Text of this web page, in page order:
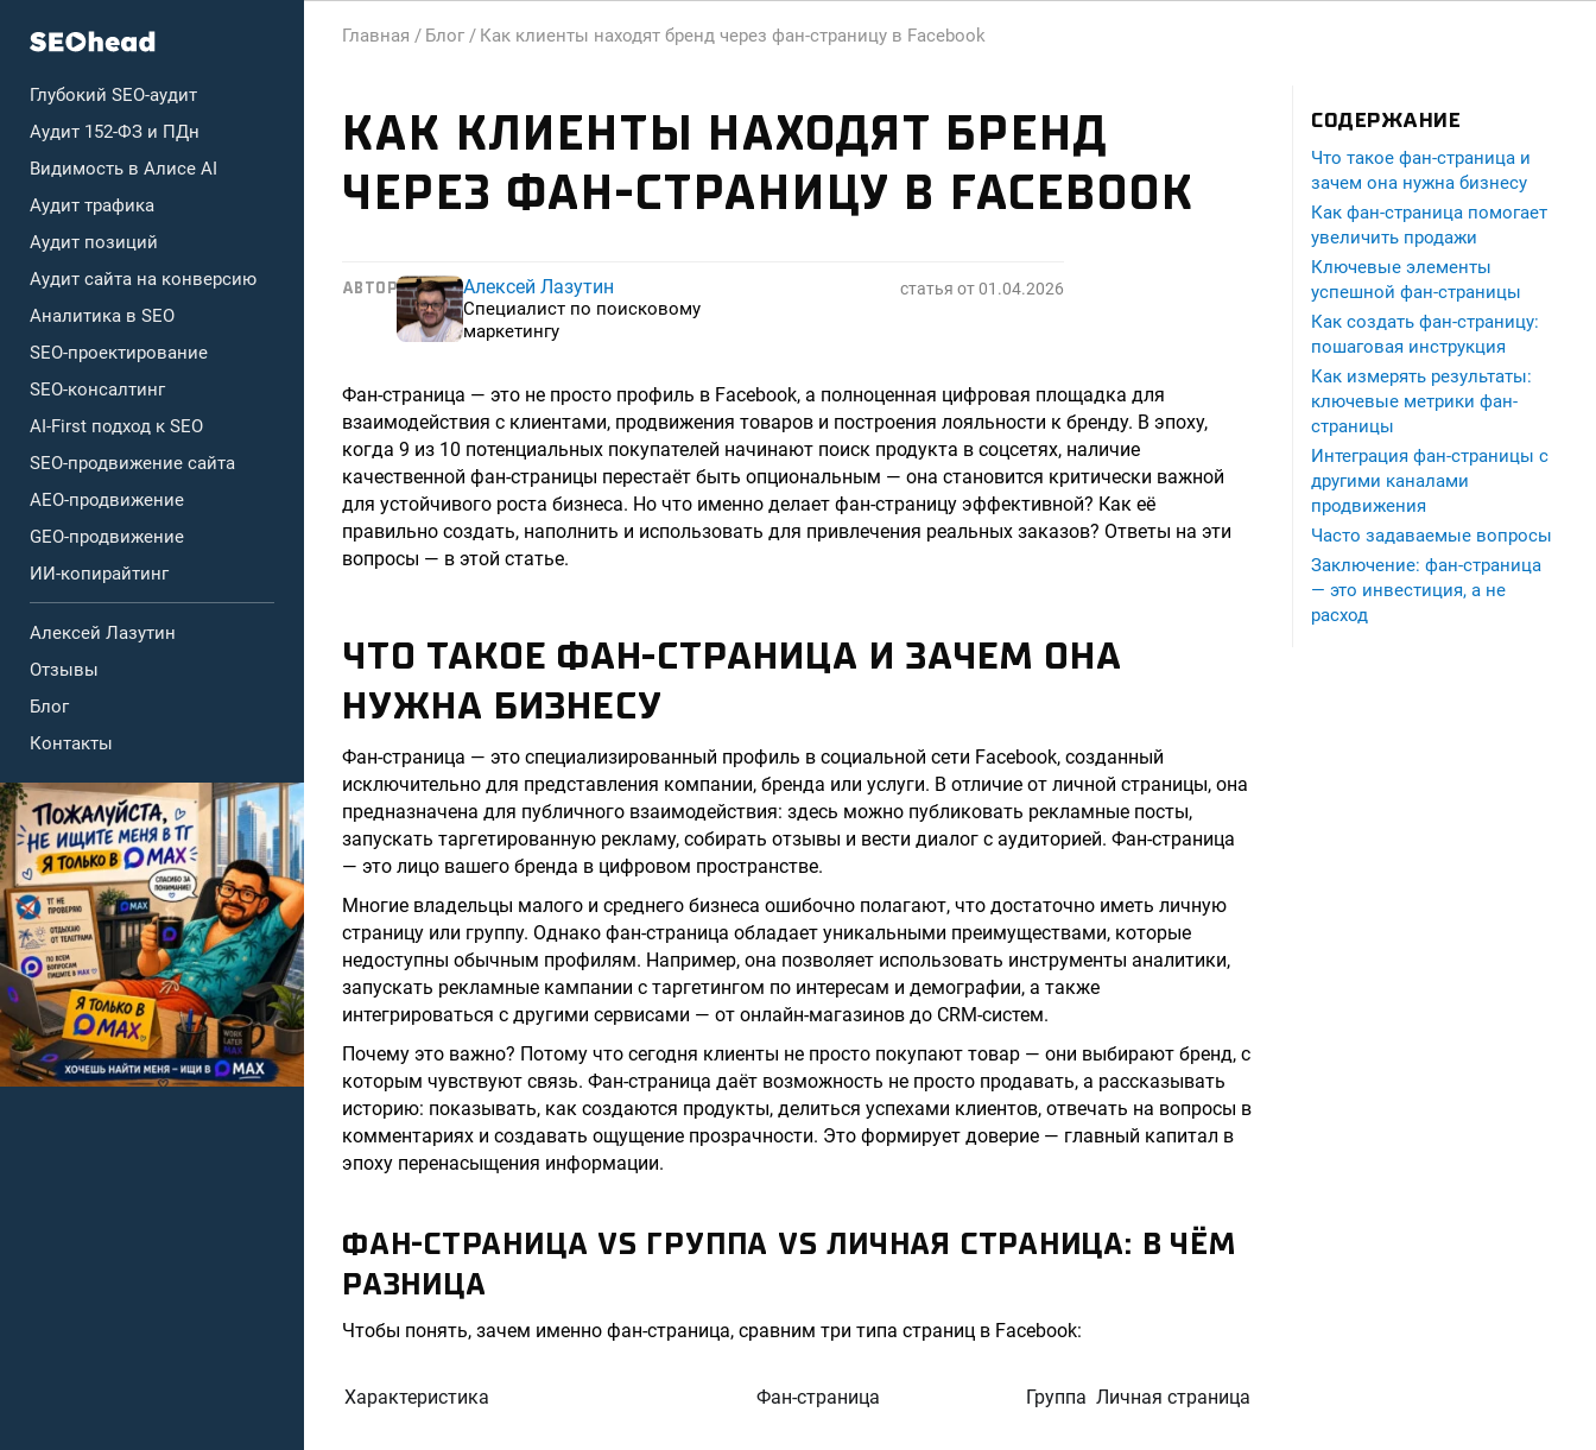
Глубокий SEO-аудит
Аудит 152-ФЗ и ПДн
Видимость в Алисе AI
Аудит трафика
Аудит позиций
Аудит сайта на конверсию
Аналитика в SEO
SEO-проектирование
SEO-консалтинг
AI-First подход к SEO
SEO-продвижение сайта
AEO-продвижение
GEO-продвижение
ИИ-копирайтинг
Алексей Лазутин
Отзывы
Блог
Контакты
Главная / Блог / Как клиенты находят бренд через фан-страницу в Facebook
КАК КЛИЕНТЫ НАХОДЯТ БРЕНД
ЧЕРЕЗ ФАН-СТРАНИЦУ В FACEBOOK
АВТОР статья от01.04.2026
Алексей Лазутин
Специалист по поисковому
маркетингу
Фан-страница — это не просто профиль в Facebook, а полноценная цифровая площадка для
взаимодействия с клиентами, продвижения товаров и построения лояльности к бренду. В эпоху,
когда 9 из 10 потенциальных покупателей начинают поиск продукта в соцсетях, наличие
качественной фан-страницы перестаёт быть опциональным — она становится критически важной
для устойчивого роста бизнеса. Но что именно делает фан-страницу эффективной? Как её
правильно создать, наполнить и использовать для привлечения реальных заказов? Ответы на эти
вопросы — в этой статье.
ЧТО ТАКОЕ ФАН-СТРАНИЦА И ЗАЧЕМ ОНА
НУЖНА БИЗНЕСУ
Фан-страница — это специализированный профиль в социальной сети Facebook, созданный
исключительно для представления компании, бренда или услуги. В отличие от личной страницы, она
предназначена для публичного взаимодействия: здесь можно публиковать рекламные посты,
запускать таргетированную рекламу, собирать отзывы и вести диалог с аудиторией. Фан-страница
— это лицо вашего бренда в цифровом пространстве.
Многие владельцы малого и среднего бизнеса ошибочно полагают, что достаточно иметь личную
страницу или группу. Однако фан-страница обладает уникальными преимуществами, которые
недоступны обычным профилям. Например, она позволяет использовать инструменты аналитики,
запускать рекламные кампании с таргетингом по интересам и демографии, а также
интегрироваться с другими сервисами — от онлайн-магазинов до CRM-систем.
Почему это важно? Потому что сегодня клиенты не просто покупают товар — они выбирают бренд, с
которым чувствуют связь. Фан-страница даёт возможность не просто продавать, а рассказывать
историю: показывать, как создаются продукты, делиться успехами клиентов, отвечать на вопросы в
комментариях и создавать ощущение прозрачности. Это формирует доверие — главный капитал в
эпоху перенасыщения информации.
ФАН-СТРАНИЦА VS ГРУППА VS ЛИЧНАЯ СТРАНИЦА: В ЧЁМ
РАЗНИЦА
Чтобы понять, зачем именно фан-страница, сравним три типа страниц в Facebook:
Характеристика Фан-страница Группа Личная страница
СОДЕРЖАНИЕ
Что такое фан-страница и
зачем она нужна бизнесу
Как фан-страница помогает
увеличить продажи
Ключевые элементы
успешной фан-страницы
Как создать фан-страницу:
пошаговая инструкция
Как измерять результаты:
ключевые метрики фан-
страницы
Интеграция фан-страницы с
другими каналами
продвижения
Часто задаваемые вопросы
Заключение: фан-страница
— это инвестиция, а не
расход